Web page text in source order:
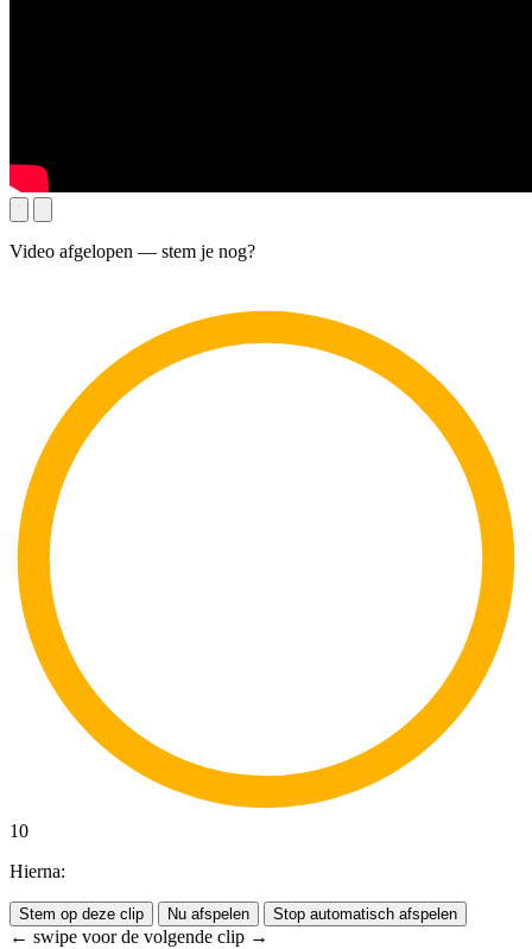
Video afgelopen — stem je nog?
10
Hierna:
Stem op deze clip Nu afspelen Stop automatisch afspelen
← swipe voor de volgende clip →